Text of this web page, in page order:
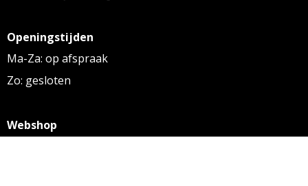
Openingstijden
Ma-Za: op afspraak
Zo: gesloten
Webshop